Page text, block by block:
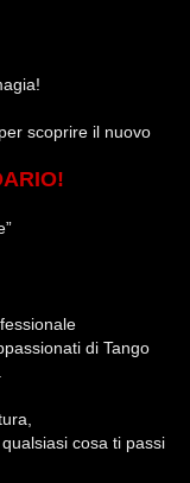
scoprire il nuovo
di Tango
cosa ti passi